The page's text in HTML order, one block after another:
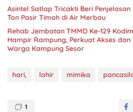
Asintel Satlap Tricakti Beri
Ton Pasir Timah di Air Merbau
Rehab Jembatan TMMD Ke-129
Hampir Rampung, Perkuat Akses
Warga Kampung Sesor
hari, lahir mimika
1